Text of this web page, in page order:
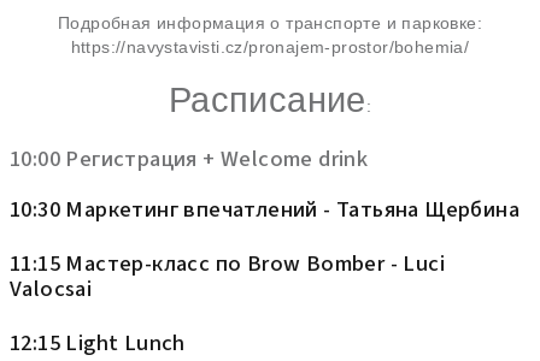
Подробная информация о транспорте и парковке:
https://navystavisti.cz/pronajem-prostor/bohemia/
Расписание:
10:00 Регистрация + Welcome drink
10:30 Маркетинг впечатлений - Татьяна Щербина
11:15 Мастер-класс по Brow Bomber - Luci
Valocsai
12:15 Light Lunch